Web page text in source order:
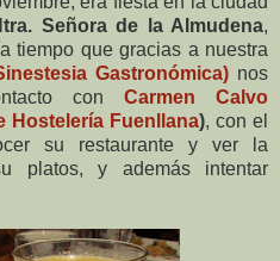
Señora de la Almudena,
tiempo que gracias a nuestra
Gastronómica)nos
con Carmen Calvo
Hostelería Fuenllana), con el
su restaurante y ver la
platos, y además intentar